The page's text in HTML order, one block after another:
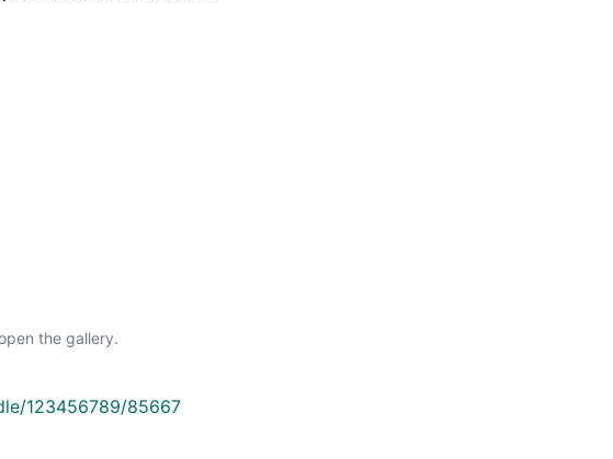
the gallery.
123456789/85667